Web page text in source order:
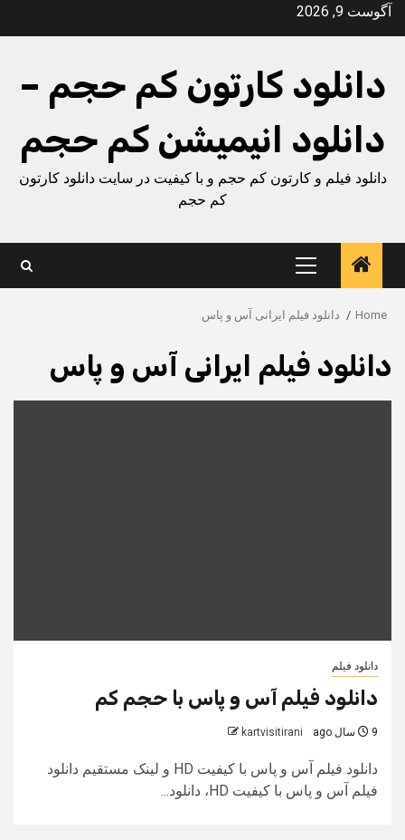
Skipآگوست 9, 2026
دانلود کارتون کم حجم –
دانلود انیمیشن کم حجم
دانلود فیلم و کارتون کم حجم و با کیفیت در سایت دانلود کارتون
کم حجم
Primary
Menu
Home دانلود فیلم ایرانی آس و پاس
دانلود فیلم ایرانی آس و پاس
دانلود فیلم
دانلود فیلم آس و پاس با حجم کم
9 سال ago kartvisitirani
دانلود فیلم آس و پاس با کیفیت HD و لینک مستقیم دانلود
فیلم آس و پاس با کیفیت HD، دانلود...